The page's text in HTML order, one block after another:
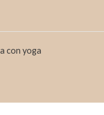
con yoga